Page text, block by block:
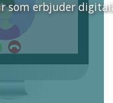
som erbjuder